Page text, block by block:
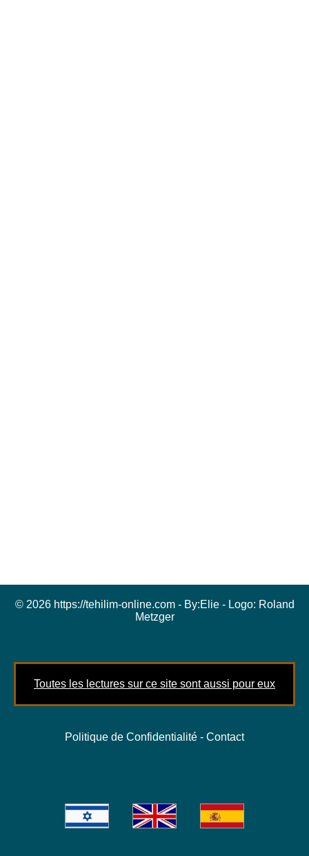
© 2026 https://tehilim-online.com - By:Elie- Logo: Roland
Metzger
Toutes les lectures sur ce site sont aussi pour eux
Politique de Confidentialité - Contact